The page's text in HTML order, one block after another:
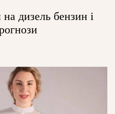
дизель бензин і